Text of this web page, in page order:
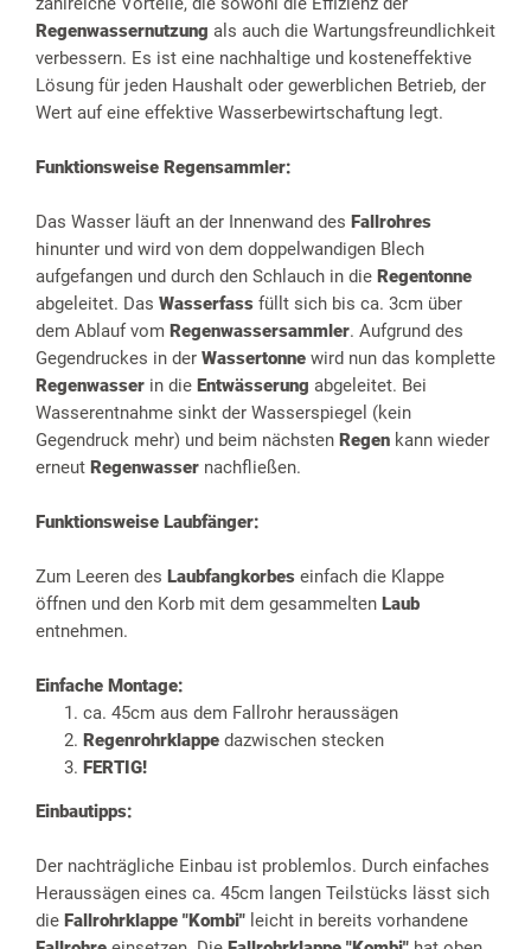
Regenwassernutzung als auch die Wartungsfreundlichkeit
verbessern. Es ist eine nachhaltige und kosteneffektive
Lösung für jeden Haushalt oder gewerblichen Betrieb, der
Wert auf eine effektive Wasserbewirtschaftung legt.
Funktionsweise Regensammler:
Das Wasser läuft an der Innenwand des Fallrohres
hinunter und wird von dem doppelwandigen Blech
aufgefangen und durch den Schlauch in die Regentonne
abgeleitet. Das Wasserfass füllt sich bis ca. 3cm über
dem Ablauf vom Regenwassersammler. Aufgrund des
Gegendruckes in der Wassertonne wird nun das komplette
Regenwasser in die Entwässerung abgeleitet. Bei
Wasserentnahme sinkt der Wasserspiegel (kein
Gegendruck mehr) und beim nächsten Regen kann wieder
erneut Regenwasser nachfließen.
Funktionsweise Laubfänger:
Zum Leeren des Laubfangkorbes einfach die Klappe
öffnen und den Korb mit dem gesammelten Laub
entnehmen.
Einfache Montage:
ca. 45cm aus dem Fallrohr heraussägen
Regenrohrklappe dazwischen stecken
FERTIG!
Einbautipps:
Der nachträgliche Einbau ist problemlos. Durch einfaches
Heraussägen eines ca. 45cm langen Teilstücks lässt sich
die Fallrohrklappe "Kombi" leicht in bereits vorhandene